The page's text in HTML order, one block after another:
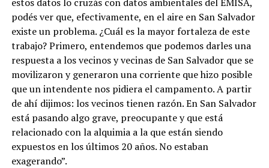
podés ver que, efectivamente, en el aire en San Salvador
existe un problema. ¿Cuál es la mayor fortaleza de este
trabajo? Primero, entendemos que podemos darles una
respuesta a los vecinos y vecinas de San Salvador que se
movilizaron y generaron una corriente que hizo posible
que un intendente nos pidiera el campamento. A partir
de ahí dijimos: los vecinos tienen razón. En San Salvador
está pasando algo grave, preocupante y que está
relacionado con la alquimia a la que están siendo
expuestos en los últimos 20 años. No estaban
exagerando”.